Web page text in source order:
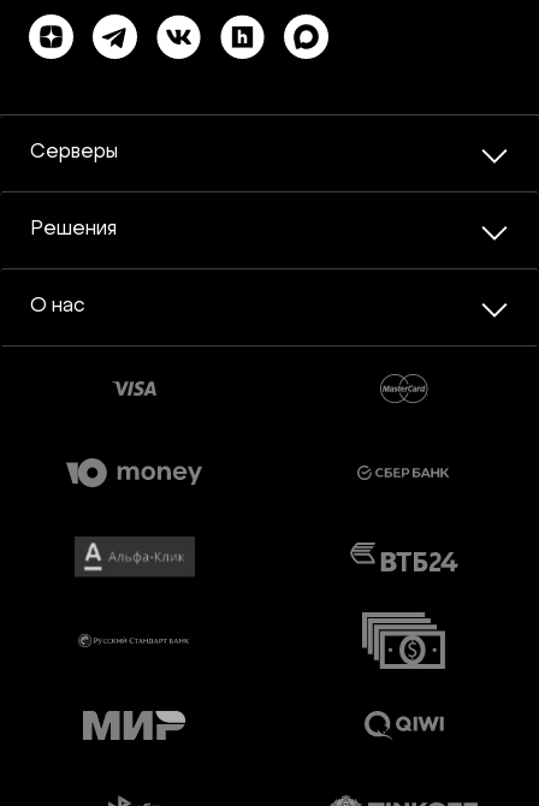
Серверы
Решения
О нас